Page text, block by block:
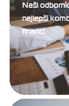
Naši
nejlepší
financí.